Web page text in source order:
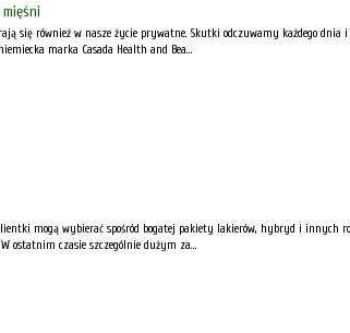
się również w nasze życie prywatne. Skutki odczuwamy każdego dnia i
marka Casada Health and Bea...
mogą wybierać spośród bogatej pakiety lakierów, hybryd i innych
ostatnim czasie szczególnie dużym za...